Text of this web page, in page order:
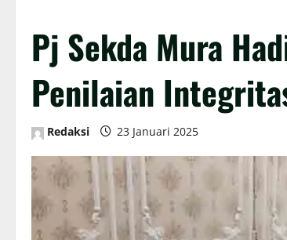
Pj Sekda Mura
Penilaian
Redaksi 23 Januari 2025